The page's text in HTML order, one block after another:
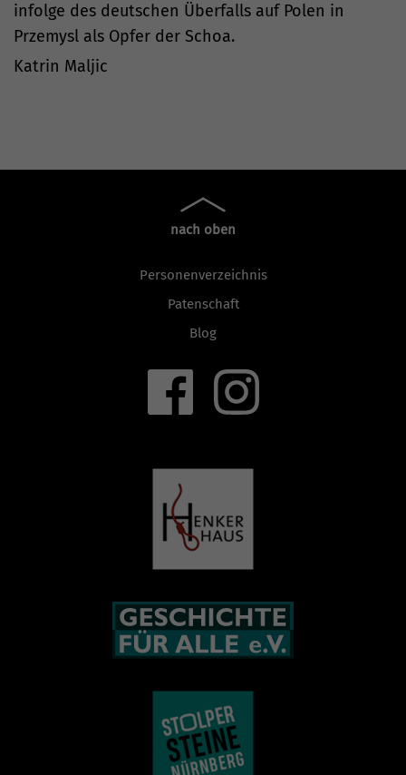
infolge des deutschen Überfalls auf Polen in
Przemysl als Opfer der Schoa.
Katrin Maljic
nach oben
Personenverzeichnis
Patenschaft
Blog